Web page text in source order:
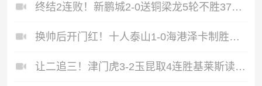
终结2连败！新鹏城2-0送铜梁龙5轮不胜37岁姜至鹏破门韦斯利建功
换帅后开门红！十人泰山1-0海港泽卡制胜于金永扑点海港三球被吹
让二追三！津门虎3-2玉昆取4连胜基莱斯读秒绝杀萨尔瓦多破门